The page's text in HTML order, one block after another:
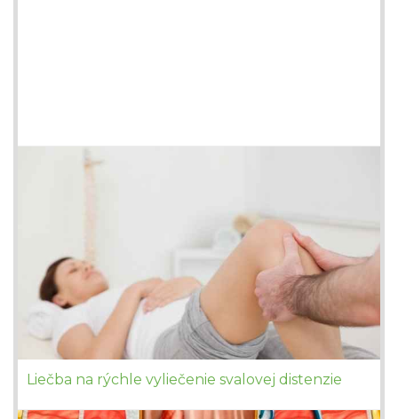
Liečba na rýchle vyliečenie svalovej distenzie